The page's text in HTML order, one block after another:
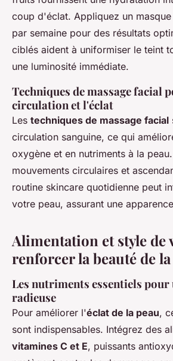
coup d'éclat. Appliquez un
par semaine pour des résultats
ciblés aident à uniformiser le teint
une luminosité immédiate.
Techniques de massage facial
circulation et l'éclat
Les techniques de massage facial
circulation sanguine, ce qui
oxygène et en nutriments à la
mouvements circulaires et
routine skincare quotidienne peut
votre peau, assurant une
Alimentation et style de
renforcer la beauté de la
Les nutriments essentiels pour
radieuse
Pour améliorer l'éclat de la peau,
sont indispensables. Intégrez des
vitamines C et E, puissants